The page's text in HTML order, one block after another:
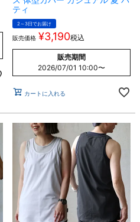
ティ
2～3日でお届け
販売価格 ¥3,190税込
販売期間
2026/07/01 10:00〜
カートに入れる